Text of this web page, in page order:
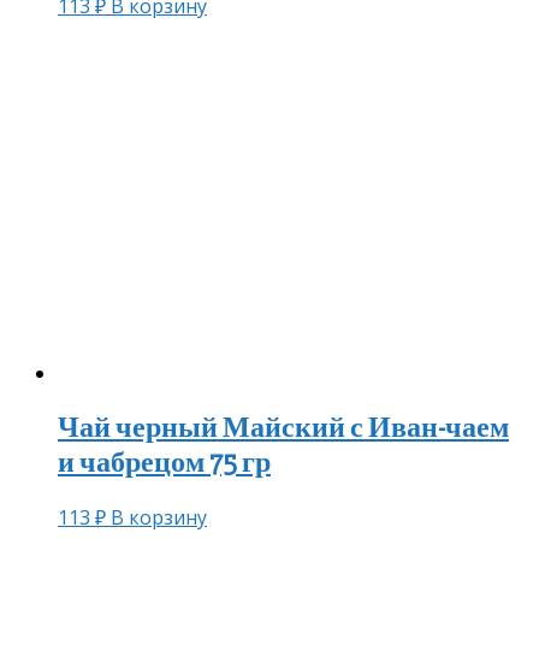
113 ₽ В корзину
Чай черный Майский с Иван-чаем
и чабрецом 75 гр
113 ₽ В корзину